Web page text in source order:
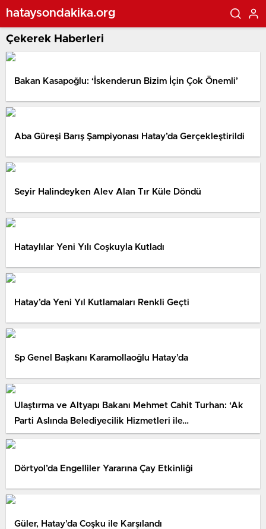
hataysondakika.org
Çekerek Haberleri
Bakan Kasapoğlu: ‘İskenderun Bizim İçin Çok Önemli’
Aba Güreşi Barış Şampiyonası Hatay’da Gerçekleştirildi
Seyir Halindeyken Alev Alan Tır Küle Döndü
Hataylılar Yeni Yılı Coşkuyla Kutladı
Hatay’da Yeni Yıl Kutlamaları Renkli Geçti
Sp Genel Başkanı Karamollaoğlu Hatay’da
Ulaştırma ve Altyapı Bakanı Mehmet Cahit Turhan: ‘Ak
Parti Aslında Belediyecilik Hizmetleri ile…
Dörtyol’da Engelliler Yararına Çay Etkinliği
Güler, Hatay’da Coşku ile Karşılandı